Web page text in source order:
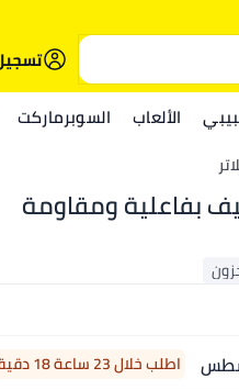
الألعاب السوبرماركت
بفاعلية ومقاومة
اطلب خلال 23 ساعة 18 دقيقة